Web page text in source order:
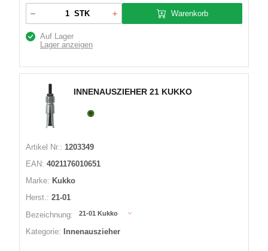
STK Warenkorb
Auf Lager
Lager anzeigen
INNENAUSZIEHER 21 KUKKO
Artikel Nr.: 1203349
EAN: 4021176010651
Marke: Kukko
Herst.: 21-01
Bezeichnung:
21-01 Kukko
Kategorie: Innenauszieher